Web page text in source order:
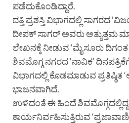
ಪಡೆದುಕೊಂಡಿದ್ದಾರೆ.
ದತ್ತಿ ಪ್ರಶಸ್ತಿ ವಿಭಾಗದಲ್ಲಿ ಸಾಗರದ
ದೀಪಕ್ ಸಾಗರ್ ಅವರು ಅತ್ಯುತ್ತಮ
ಲೇಖನಕ್ಕೆ ನೀಡುವ ‘ಮೈಸೂರು ದಿಗಂತ
ಶಿವಮೊಗ್ಗ ನಗರದ ‘ನಾವಿಕ’
ವಿಭಾಗದಲ್ಲಿ ಕೊಡಮಾಡುವ ಪ್ರತಿಷ್ಠಿತ
ಭಾಜನವಾಗಿದೆ.
ಉಳಿದಂತೆ ಈ ಹಿಂದೆ ಶಿವಮೊಗ್ಗದಲ್ಲಿದ್ದ,
ಕಾರ್ಯನಿರ್ವಹಿಸುತ್ತಿರುವ